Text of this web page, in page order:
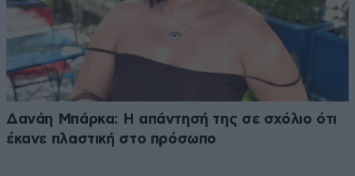
Δανάη Μπάρκα: Η απάντησή της σε σχόλιο ότι
έκανε πλαστική στο πρόσωπο